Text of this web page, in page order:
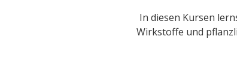
In diesen Kursen
Wirkstoffe und